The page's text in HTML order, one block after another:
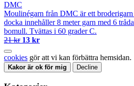
DMC
Moulinégarn från DMC är ett
docka innehåller 8 meter garn med 6
bomull. Tvättas i 60 grader C.
21 kr 13 kr
cookies gör att vi kan förbättra hemsidan.
Kakor är ok för mig Decline